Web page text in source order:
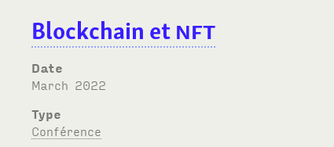
Blockchain et NFT
Date
March 2022
Type
Conférence